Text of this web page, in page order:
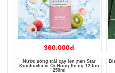
360.000đ
Nước uống trái cây lên men Star
Kombucha vị Ổi Hồng thùng 12 lon
250ml
Bia Liquan vàng 3.6% thùng 12 chai